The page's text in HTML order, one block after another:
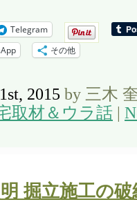
Telegram
その他
2015 by 三木
取材＆ウラ話 |
掘立施工の破